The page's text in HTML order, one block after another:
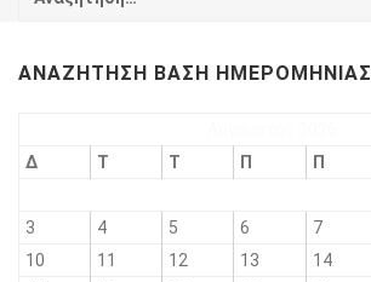
ΑΝΑΖΉΤΗΣΗ ΒΆΣΗ ΗΜΕΡΟΜΗΝΊΑΣ
Δ
Τ Τ Π Π
3
4 5 6 7
10
11 12 13 14